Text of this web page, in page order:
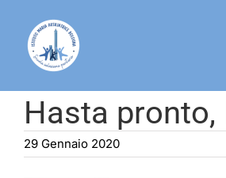
contenuto
Hasta pronto,
29 Gennaio 2020